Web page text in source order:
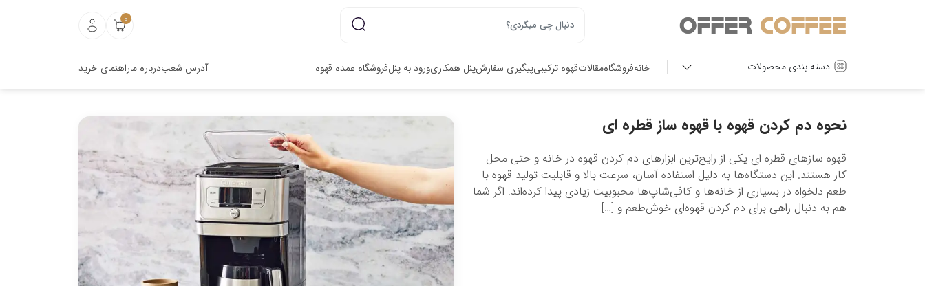
0
دسته بندی محصولات خانهفروشگاهمقالاتقهوه ترکیبیپیگیری سفارشپنل همکاریورود به پنلفروشگاه عمده قهوه آدرس شعبدرباره ماراهنمای خرید
نحوه دم کردن قهوه با قهوه ساز قطره ای
قهوه سازهای قطره ای یکی از رایج‌ترین ابزارهای دم کردن قهوه در خانه و حتی محل
کار هستند. این دستگاه‌ها به دلیل استفاده آسان، سرعت بالا و قابلیت تولید قهوه با
طعم دلخواه در بسیاری از خانه‌ها و کافی‌شاپ‌ها محبوبیت زیادی پیدا کرده‌اند. اگر شما
هم به دنبال راهی برای دم کردن قهوه‌ای خوش‌طعم و […]